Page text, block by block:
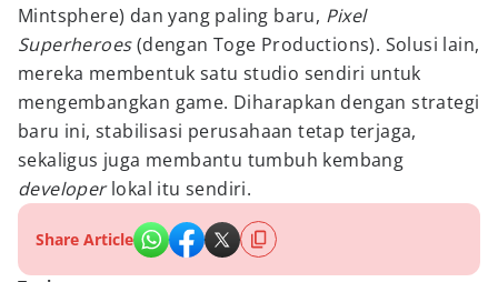
Mintsphere) dan yang paling baru, Pixel
Superheroes(dengan Toge Productions). Solusi lain,
mereka membentuk satu studio sendiri untuk
mengembangkan game. Diharapkan dengan strategi
baru ini, stabilisasi perusahaan tetap terjaga,
sekaligus juga membantu tumbuh kembang
developerlokal itu sendiri.
Share Article